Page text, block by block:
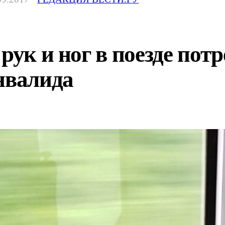
и ног в поезде